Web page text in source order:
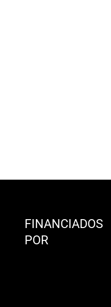
FINANCIADOS
POR